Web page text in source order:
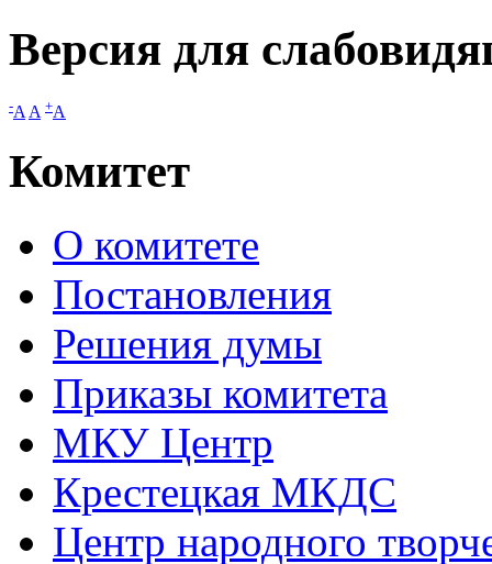
Версия для
-A A +A
Комитет
О комитете
Постановления
Решения думы
Приказы комитета
МКУ Центр
Крестецкая МКДС
Центр народного